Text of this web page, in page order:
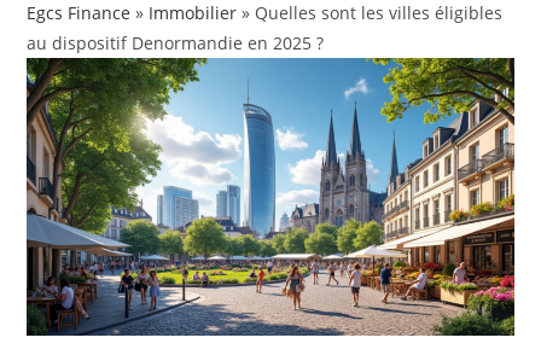
Egcs Finance » Immobilier » Quelles sont les villes éligibles
au dispositif Denormandie en 2025 ?